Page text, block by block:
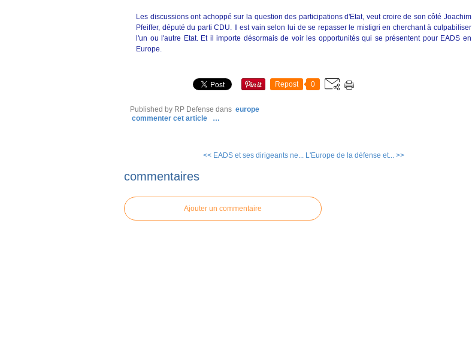
Les discussions ont achoppé sur la question des participations d'Etat, veut croire de son côté Joachim
Pfeiffer, député du parti CDU. Il est vain selon lui de se repasser le mistigri en cherchant à culpabiliser
l'un ou l'autre Etat. Et il importe désormais de voir les opportunités qui se présentent pour EADS en
Europe.
Repost 0
Published by RP Defense dans europe
commenter cet article
…
<< EADS et ses dirigeants ne... L'Europe de la défense et... >>
commentaires
Ajouter un commentaire